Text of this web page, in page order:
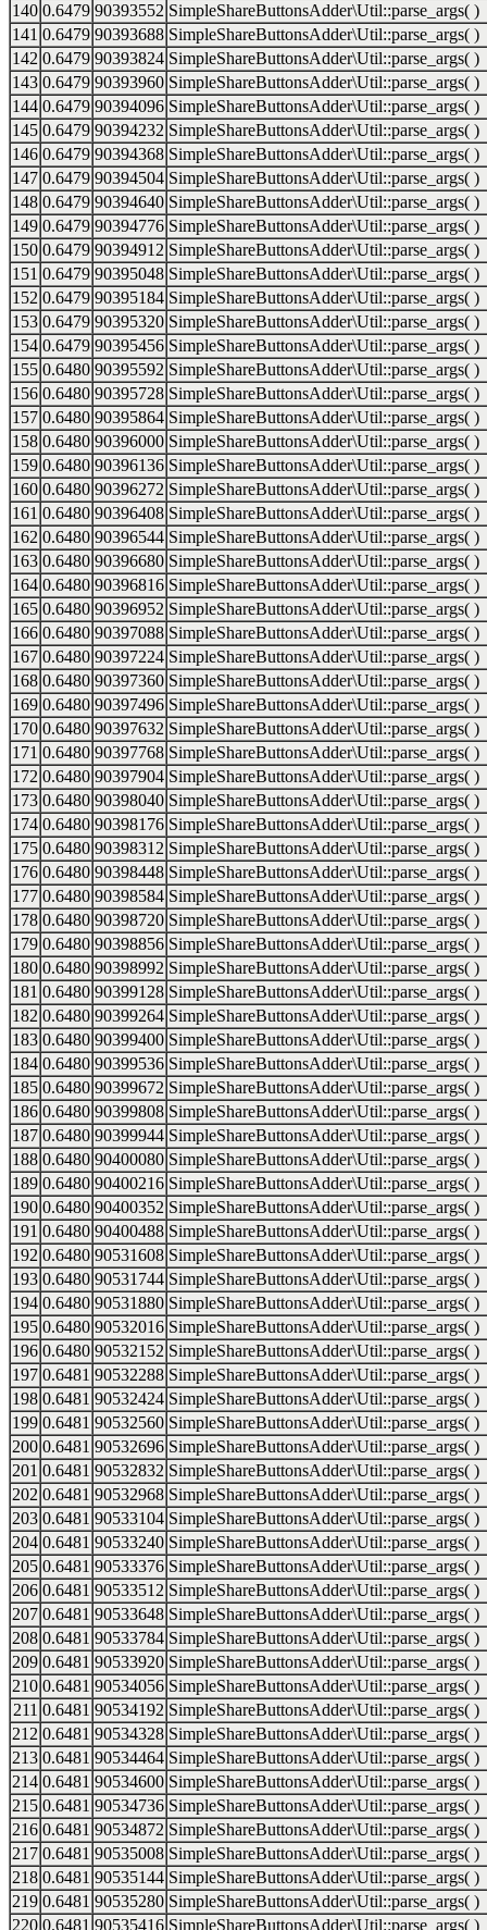
140 0.6479 90393552 SimpleShareButtonsAdder\Util::parse_args( )
141 0.6479 90393688 SimpleShareButtonsAdder\Util::parse_args( )
142 0.6479 90393824 SimpleShareButtonsAdder\Util::parse_args( )
143 0.6479 90393960 SimpleShareButtonsAdder\Util::parse_args( )
144 0.6479 90394096 SimpleShareButtonsAdder\Util::parse_args( )
145 0.6479 90394232 SimpleShareButtonsAdder\Util::parse_args( )
146 0.6479 90394368 SimpleShareButtonsAdder\Util::parse_args( )
147 0.6479 90394504 SimpleShareButtonsAdder\Util::parse_args( )
148 0.6479 90394640 SimpleShareButtonsAdder\Util::parse_args( )
149 0.6479 90394776 SimpleShareButtonsAdder\Util::parse_args( )
150 0.6479 90394912 SimpleShareButtonsAdder\Util::parse_args( )
151 0.6479 90395048 SimpleShareButtonsAdder\Util::parse_args( )
152 0.6479 90395184 SimpleShareButtonsAdder\Util::parse_args( )
153 0.6479 90395320 SimpleShareButtonsAdder\Util::parse_args( )
154 0.6479 90395456 SimpleShareButtonsAdder\Util::parse_args( )
155 0.6480 90395592 SimpleShareButtonsAdder\Util::parse_args( )
156 0.6480 90395728 SimpleShareButtonsAdder\Util::parse_args( )
157 0.6480 90395864 SimpleShareButtonsAdder\Util::parse_args( )
158 0.6480 90396000 SimpleShareButtonsAdder\Util::parse_args( )
159 0.6480 90396136 SimpleShareButtonsAdder\Util::parse_args( )
160 0.6480 90396272 SimpleShareButtonsAdder\Util::parse_args( )
161 0.6480 90396408 SimpleShareButtonsAdder\Util::parse_args( )
162 0.6480 90396544 SimpleShareButtonsAdder\Util::parse_args( )
163 0.6480 90396680 SimpleShareButtonsAdder\Util::parse_args( )
164 0.6480 90396816 SimpleShareButtonsAdder\Util::parse_args( )
165 0.6480 90396952 SimpleShareButtonsAdder\Util::parse_args( )
166 0.6480 90397088 SimpleShareButtonsAdder\Util::parse_args( )
167 0.6480 90397224 SimpleShareButtonsAdder\Util::parse_args( )
168 0.6480 90397360 SimpleShareButtonsAdder\Util::parse_args( )
169 0.6480 90397496 SimpleShareButtonsAdder\Util::parse_args( )
170 0.6480 90397632 SimpleShareButtonsAdder\Util::parse_args( )
171 0.6480 90397768 SimpleShareButtonsAdder\Util::parse_args( )
172 0.6480 90397904 SimpleShareButtonsAdder\Util::parse_args( )
173 0.6480 90398040 SimpleShareButtonsAdder\Util::parse_args( )
174 0.6480 90398176 SimpleShareButtonsAdder\Util::parse_args( )
175 0.6480 90398312 SimpleShareButtonsAdder\Util::parse_args( )
176 0.6480 90398448 SimpleShareButtonsAdder\Util::parse_args( )
177 0.6480 90398584 SimpleShareButtonsAdder\Util::parse_args( )
178 0.6480 90398720 SimpleShareButtonsAdder\Util::parse_args( )
179 0.6480 90398856 SimpleShareButtonsAdder\Util::parse_args( )
180 0.6480 90398992 SimpleShareButtonsAdder\Util::parse_args( )
181 0.6480 90399128 SimpleShareButtonsAdder\Util::parse_args( )
182 0.6480 90399264 SimpleShareButtonsAdder\Util::parse_args( )
183 0.6480 90399400 SimpleShareButtonsAdder\Util::parse_args( )
184 0.6480 90399536 SimpleShareButtonsAdder\Util::parse_args( )
185 0.6480 90399672 SimpleShareButtonsAdder\Util::parse_args( )
186 0.6480 90399808 SimpleShareButtonsAdder\Util::parse_args( )
187 0.6480 90399944 SimpleShareButtonsAdder\Util::parse_args( )
188 0.6480 90400080 SimpleShareButtonsAdder\Util::parse_args( )
189 0.6480 90400216 SimpleShareButtonsAdder\Util::parse_args( )
190 0.6480 90400352 SimpleShareButtonsAdder\Util::parse_args( )
191 0.6480 90400488 SimpleShareButtonsAdder\Util::parse_args( )
192 0.6480 90531608 SimpleShareButtonsAdder\Util::parse_args( )
193 0.6480 90531744 SimpleShareButtonsAdder\Util::parse_args( )
194 0.6480 90531880 SimpleShareButtonsAdder\Util::parse_args( )
195 0.6480 90532016 SimpleShareButtonsAdder\Util::parse_args( )
196 0.6480 90532152 SimpleShareButtonsAdder\Util::parse_args( )
197 0.6481 90532288 SimpleShareButtonsAdder\Util::parse_args( )
198 0.6481 90532424 SimpleShareButtonsAdder\Util::parse_args( )
199 0.6481 90532560 SimpleShareButtonsAdder\Util::parse_args( )
200 0.6481 90532696 SimpleShareButtonsAdder\Util::parse_args( )
201 0.6481 90532832 SimpleShareButtonsAdder\Util::parse_args( )
202 0.6481 90532968 SimpleShareButtonsAdder\Util::parse_args( )
203 0.6481 90533104 SimpleShareButtonsAdder\Util::parse_args( )
204 0.6481 90533240 SimpleShareButtonsAdder\Util::parse_args( )
205 0.6481 90533376 SimpleShareButtonsAdder\Util::parse_args( )
206 0.6481 90533512 SimpleShareButtonsAdder\Util::parse_args( )
207 0.6481 90533648 SimpleShareButtonsAdder\Util::parse_args( )
208 0.6481 90533784 SimpleShareButtonsAdder\Util::parse_args( )
209 0.6481 90533920 SimpleShareButtonsAdder\Util::parse_args( )
210 0.6481 90534056 SimpleShareButtonsAdder\Util::parse_args( )
211 0.6481 90534192 SimpleShareButtonsAdder\Util::parse_args( )
212 0.6481 90534328 SimpleShareButtonsAdder\Util::parse_args( )
213 0.6481 90534464 SimpleShareButtonsAdder\Util::parse_args( )
214 0.6481 90534600 SimpleShareButtonsAdder\Util::parse_args( )
215 0.6481 90534736 SimpleShareButtonsAdder\Util::parse_args( )
216 0.6481 90534872 SimpleShareButtonsAdder\Util::parse_args( )
217 0.6481 90535008 SimpleShareButtonsAdder\Util::parse_args( )
218 0.6481 90535144 SimpleShareButtonsAdder\Util::parse_args( )
219 0.6481 90535280 SimpleShareButtonsAdder\Util::parse_args( )
220 0.6481 90535416 SimpleShareButtonsAdder\Util::parse_args( )